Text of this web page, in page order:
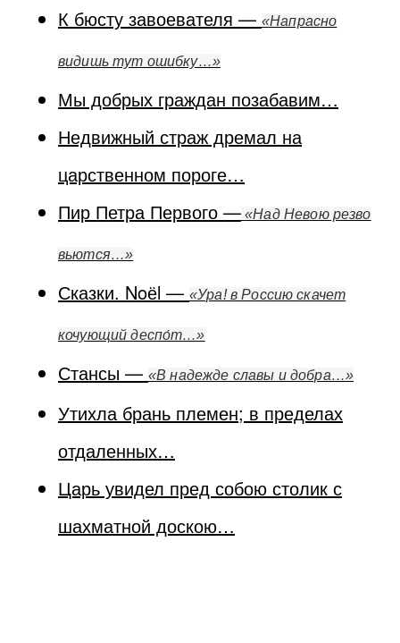
К бюсту завоевателя — «Напрасно
видишь тут ошибку…»
Мы добрых граждан позабавим…
Недвижный страж дремал на
царственном пороге…
Пир Петра Первого — «Над Невою резво
вьются…»
Сказки. Noёl — «Ура! в Россию скачет
кочующий деспо́т…»
Стансы — «В надежде славы и добра…»
Утихла брань племен; в пределах
отдаленных…
Царь увидел пред собою столик с
шахматной доскою…